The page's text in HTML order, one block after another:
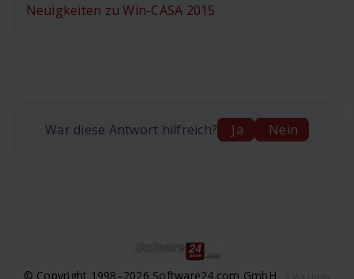
Neuigkeiten zu Win-CASA 2015
War diese Antwort hilfreich? Ja Nein
© Copyright 1998–2026 Software24.com GmbH